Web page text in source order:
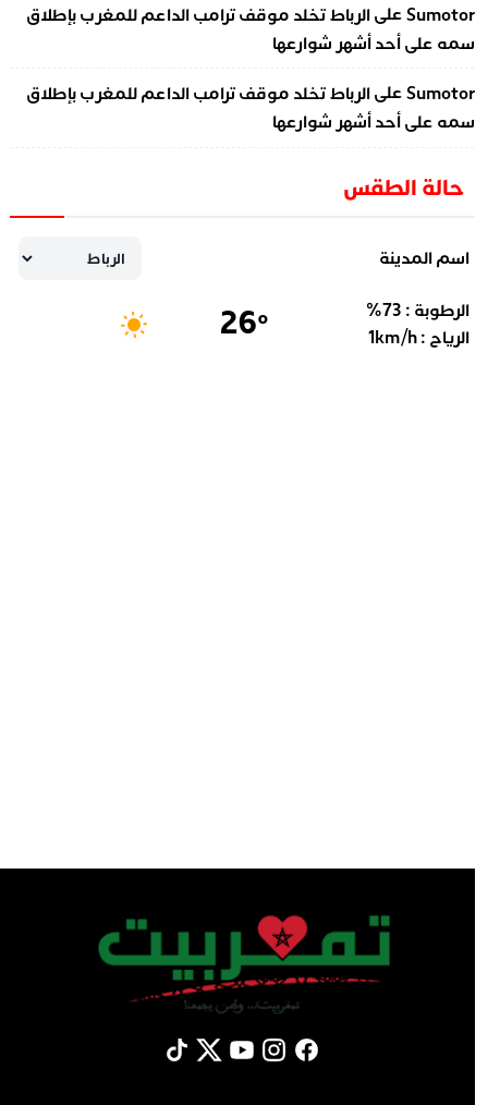
علىالرباط تخلد موقف ترامب الداعم للمغرب بإطلاق
على أحد أشهر شوارعها
علىالرباط تخلد موقف ترامب الداعم للمغرب بإطلاق
على أحد أشهر شوارعها
حالة الطقس
اسم المدينة
الرطوبة : 73
%
الرياح :
1km/h
26